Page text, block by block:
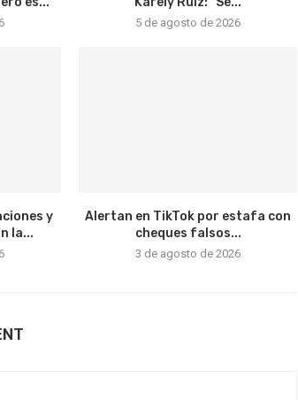
5 de agosto de 2026
y
la...
Alertan en TikTok por estafa con
cheques falsos...
3 de agosto de 2026